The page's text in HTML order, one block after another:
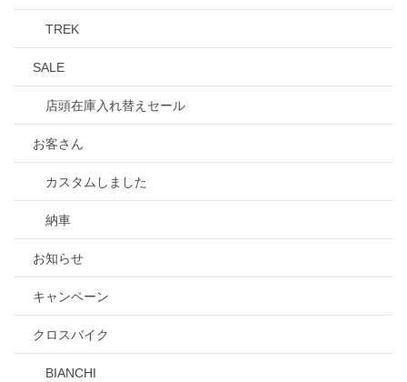
TREK
SALE
店頭在庫入れ替えセール
お客さん
カスタムしました
納車
お知らせ
キャンペーン
クロスバイク
BIANCHI